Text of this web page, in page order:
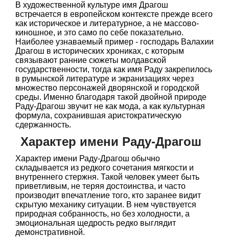
В художественной культуре имя Драгош
встречается в европейском контексте прежде всего
как историческое и литературное, а не массово-
киношное, и это само по себе показательно.
Наиболее узнаваемый пример - господарь Валахии
Драгош в исторических хрониках, с которым
связывают ранние сюжеты молдавской
государственности, тогда как имя Раду закрепилось
в румынской литературе и экранизациях через
множество персонажей дворянской и городской
среды. Именно благодаря такой двойной природе
Раду-Драгош звучит не как мода, а как культурная
формула, сохранившая аристократическую
сдержанность.
Характер имени Раду-Драгош
Характер имени Раду-Драгош обычно
складывается из редкого сочетания мягкости и
внутреннего стержня. Такой человек умеет быть
приветливым, не теряя достоинства, и часто
производит впечатление того, кто заранее видит
скрытую механику ситуации. В нем чувствуется
природная собранность, но без холодности, а
эмоциональная щедрость редко выглядит
демонстративной.